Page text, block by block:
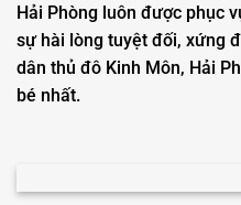
Hải Phòng luôn được phục
sự hài lòng tuyệt đối, xứng
dân thủ đô Kinh Môn, Hải
bé nhất.